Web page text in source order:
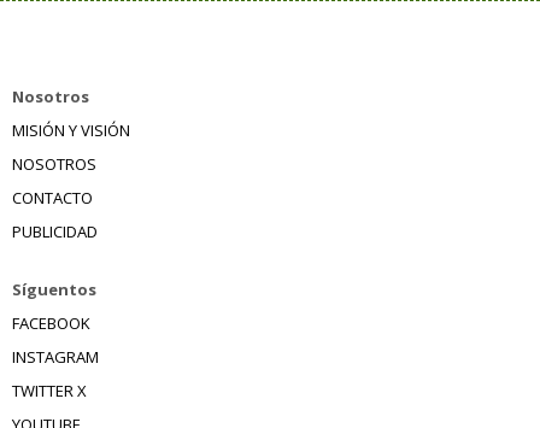
Nosotros
MISIÓN Y VISIÓN
NOSOTROS
CONTACTO
PUBLICIDAD
Síguentos
FACEBOOK
INSTAGRAM
TWITTER X